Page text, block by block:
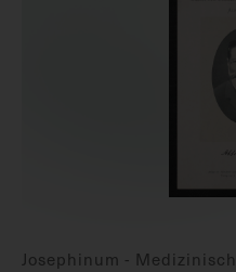
Josephinum -